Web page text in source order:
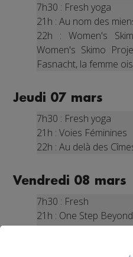
7h30 : Fresh yoga
21h : Au nom des
22h : Women's
Women's Skimo
Fasnacht, la femme
Jeudi 07 mars
7h30 : Fresh yoga
21h : Voies Féminines
22h : Au delà des
Vendredi 08 mars
7h30 : Fresh
21h : One Step Beyond
22h : Des femmes à